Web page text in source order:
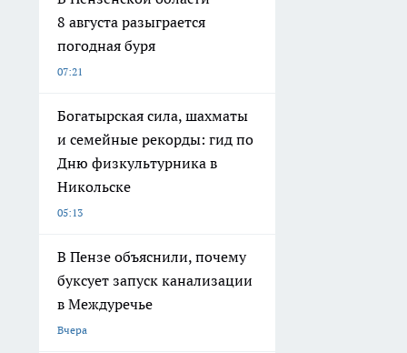
8 августа разыграется
погодная буря
07:21
Богатырская сила, шахматы
и семейные рекорды: гид по
Дню физкультурника в
Никольске
05:13
В Пензе объяснили, почему
буксует запуск канализации
в Междуречье
Вчера